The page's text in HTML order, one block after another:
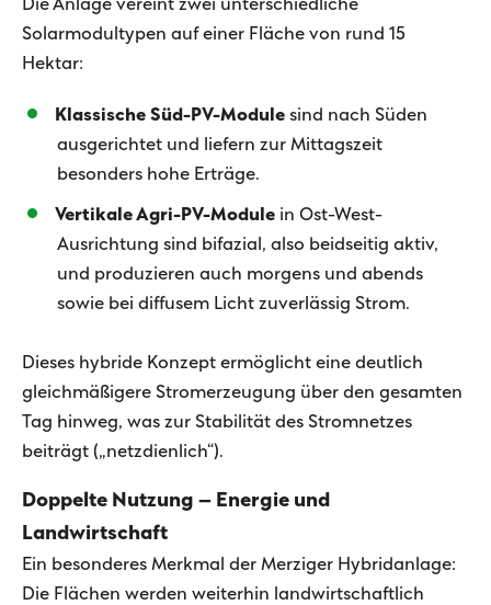
Die Anlage vereint zwei unterschiedliche
Solarmodultypen auf einer Fläche von rund 15
Hektar:
Klassische Süd-PV-Module sind nach Süden
ausgerichtet und liefern zur Mittagszeit
besonders hohe Erträge.
Vertikale Agri-PV-Module in Ost-West-
Ausrichtung sind bifazial, also beidseitig aktiv,
und produzieren auch morgens und abends
sowie bei diffusem Licht zuverlässig Strom.
Dieses hybride Konzept ermöglicht eine deutlich
gleichmäßigere Stromerzeugung über den gesamten
Tag hinweg, was zur Stabilität des Stromnetzes
beiträgt („netzdienlich“).
Doppelte Nutzung – Energie und
Landwirtschaft
Ein besonderes Merkmal der Merziger Hybridanlage:
Die Flächen werden weiterhin landwirtschaftlich